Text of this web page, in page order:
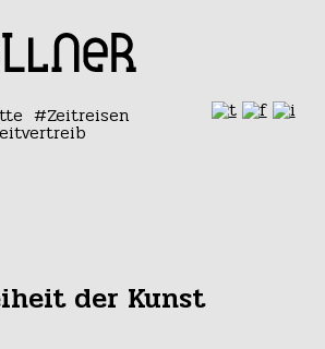
Zeitreisen
der Kunst